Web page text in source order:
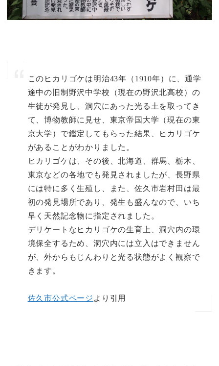
このヒカリゴケは明治43年（1910年）に、通学
途中の旧制野沢中学校（現在の野沢北高校）の
生徒が発見し、洞穴にあった光る土を取ってき
て、博物教師に見せ、東京帝国大学（現在の東
京大学）で鑑定してもらった結果、ヒカリゴケ
があることがわかりました。
ヒカリゴケは、その後、北海道、群馬、栃木、
東京などの各地でも発見されましたが、長野県
には特に多く生殖し、また、佐久市岩村田は最
初の発見場所であり、発生も盛んなので、いち
早く天然記念物に指定されました。
デリケートなヒカリゴケの生育上、洞穴内の環
境保全するため、洞穴内には立入はできません
が、外からもじんわりと光る状態がよく観察で
きます。
佐久市公式ページ より引用